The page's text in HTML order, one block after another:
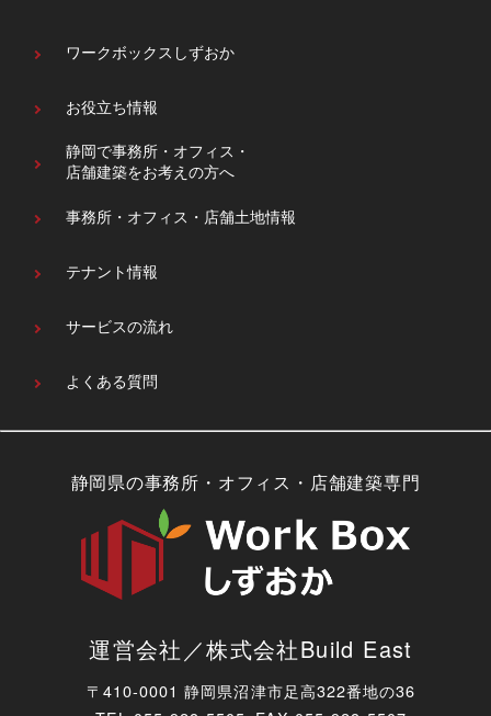
ワークボックスしずおか
お役立ち情報
静岡で事務所・オフィス・
店舗建築をお考えの方へ
事務所・オフィス・ 店舗土地情報
テナント情報
サービスの流れ
よくある質問
静岡県の事務所・オフィス・店舗建築専門
運営会社／株式会社Build East
〒410-0001 静岡県沼津市足高322番地の36